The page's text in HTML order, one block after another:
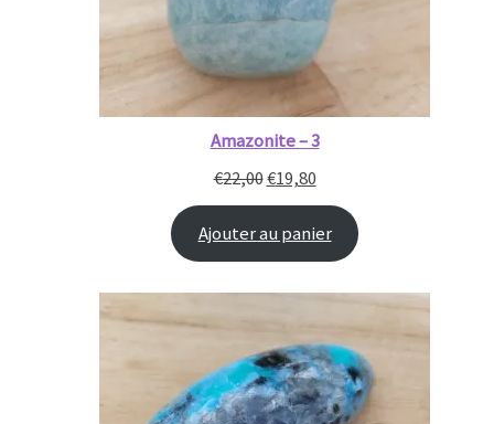
Amazonite – 3
€22,00€19,80
Ajouter au panier